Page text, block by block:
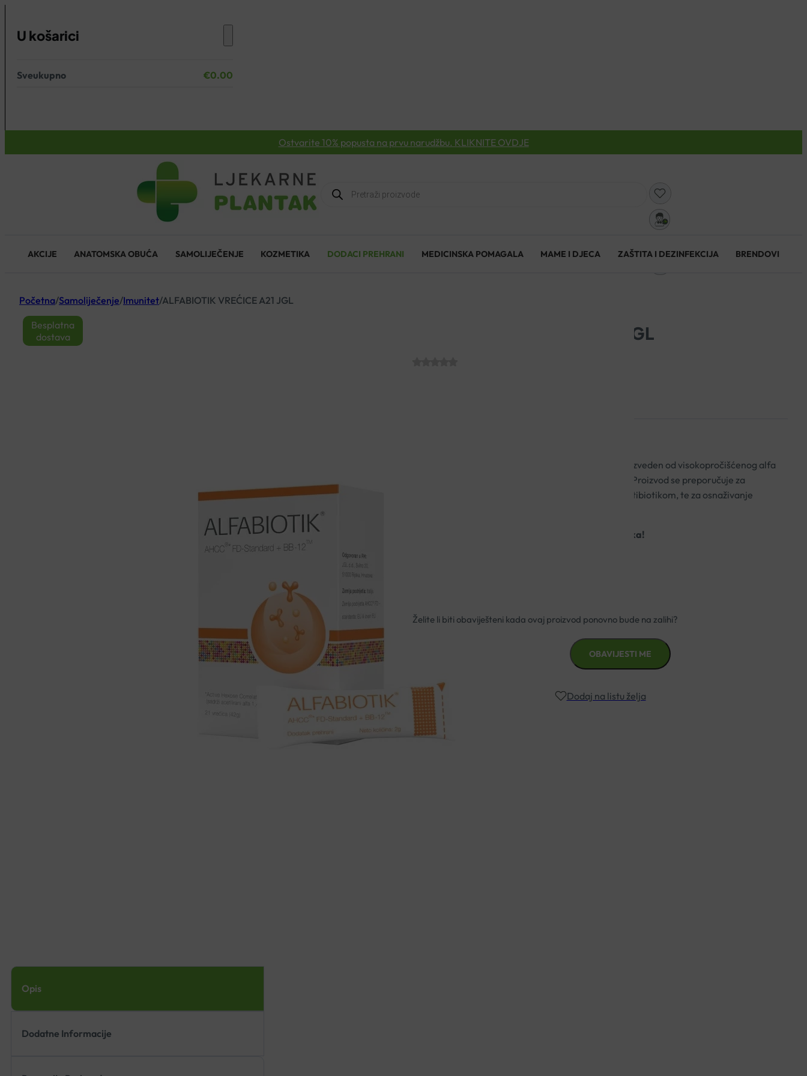
U košarici
Nema proizvoda u košarici.
Sveukupno €0.00
Ostvarite 10% popusta na prvu narudžbu. KLIKNITE OVDJE
Products
search
AKCIJE ANATOMSKA OBUĆA SAMOLIJEČENJE KOZMETIKA DODACI PREHRANI MEDICINSKA POMAGALA MAME I DJECA ZAŠTITA I DEZINFEKCIJA BRENDOVI
Početna/Samoliječenje/Imunitet/ALFABIOTIK VREĆICE A21 JGL
Besplatna
dostava
ALFABIOTIK VREĆICE A21 JGL
Alfabiotik je dodatak prehrani iznimne kvalitete proizveden od visokopročišćenog alfa
glukana iz Shiitake gljiva i bakterijske kulture BB-12. Proizvod se preporučuje za
obnavljanje crijevne mikroflore, npr. kod terapije antibiotikom, te za osnaživanje
Jedinstvena kombinacija alfa – glukana i probiotika!
Dodaj na listu želja
Opis
Dodatne Informacije